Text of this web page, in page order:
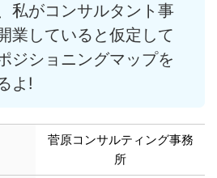
私がコンサルタント事
業していると仮定して
ジショニングマップを
よ!
菅原コンサルティング事務
所